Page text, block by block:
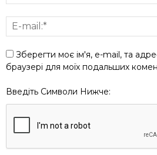
Зберегти моє ім'я, e-mail, та
браузері для моїх подальших
Введіть Символи Нижче: